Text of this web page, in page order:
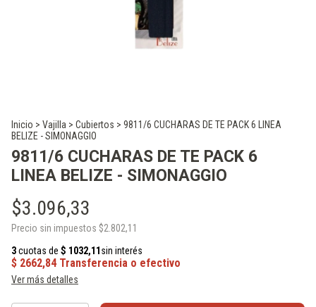
Inicio > Vajilla > Cubiertos > 9811/6 CUCHARAS DE TE PACK 6 LINEA
BELIZE - SIMONAGGIO
9811/6 CUCHARAS DE TE PACK 6
LINEA BELIZE - SIMONAGGIO
$3.096,33
Precio sin impuestos $2.802,11
Ver más detalles